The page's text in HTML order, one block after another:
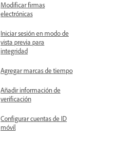
Modificar firmas
electrónicas
Iniciar sesión en modo de
vista previa para
integridad
Agregar marcas de tiempo
Añadir información de
verificación
Configurar cuentas de ID
móvil